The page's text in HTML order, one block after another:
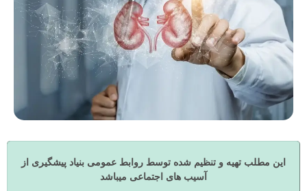
این مطلب تهیه و تنظیم شده توسط روابط عمومی بنیاد پیشگیری از
آسیب های اجتماعی میباشد